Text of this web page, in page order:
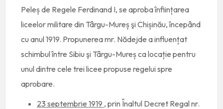
Peleș de Regele Ferdinand I, se aproba înființarea
liceelor militare din Târgu-Mureș şi Chișinău, începând
cu anul 1919. Propunerea mr. Nădejde a influențat
schimbul între Sibiu şi Târgu-Mureș ca locație pentru
unul dintre cele trei licee propuse regelui spre
aprobare.
23 septembrie 1919 , prin Înaltul Decret Regal nr.